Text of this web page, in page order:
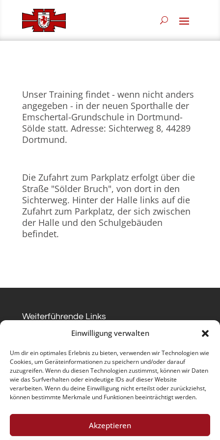
Einwilligung verwalten
Um dir ein optimales Erlebnis zu bieten, verwenden wir Technologien wie
Cookies, um Geräteinformationen zu speichern und/oder darauf
zuzugreifen. Wenn du diesen Technologien zustimmst, können wir Daten
wie das Surfverhalten oder eindeutige IDs auf dieser Website
verarbeiten. Wenn du deine Einwilligung nicht erteilst oder zurückziehst,
können bestimmte Merkmale und Funktionen beeinträchtigt werden.
Akzeptieren
Unser Training findet - wenn nicht anders
angegeben - in der neuen Sporthalle der
Emschertal-Grundschule in Dortmund-
Sölde statt. Adresse: Sichterweg 8, 44289
Dortmund.
Die Zufahrt zum Parkplatz erfolgt über die
Straße "Sölder Bruch", von dort in den
Sichterweg. Hinter der Halle links auf die
Zufahrt zum Parkplatz, der sich zwischen
der Halle und den Schulgebäuden
befindet.
Weiterführende Links
Impressum Kontakt
TUS Westfalia Sölde 1885/1911 e.V.
Vorsitzender : Martin Habig
Lichtendorfer Straße 44
44289 Dortmund
Tel. 0231/4277937